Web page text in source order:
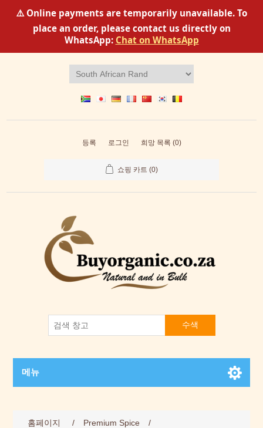
⚠️ Online payments are temporarily unavailable. To
place an order, please contact us directly on
WhatsApp: Chat on WhatsApp
등록 로그인 희망 목록 (0)
쇼핑 카트 (0)
수색
메뉴
홈페이지 / Premium Spice
/